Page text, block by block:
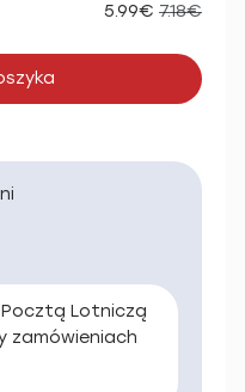
5.99€ 7.18€
Lotniczą
zamówieniach